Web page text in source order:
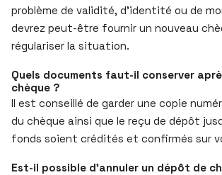
problème de validité, d’identité ou de
devrez peut-être fournir un nouveau
régulariser la situation.
Quels documents faut-il conserver
chèque ?
Il est conseillé de garder une copie
du chèque ainsi que le reçu de dépôt
fonds soient crédités et confirmés sur
Est-il possible d’annuler un dépôt de